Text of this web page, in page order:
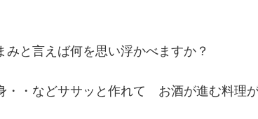
みと言えば何を思い浮かべますか？
・・などササッと作れて お酒が進む料理が